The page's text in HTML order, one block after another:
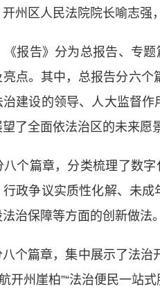
州区人民法院院长喻志强
告》分为总报告、专题
点。其中，总报告分六
建设的领导、人大监督
了全面依法治区的未来愿
篇章，分类梳理了数字
政争议实质性化解、未成
治保障等方面的创新做法。
篇章，集中展示了法治开
开州崖柏”“法治便民一站